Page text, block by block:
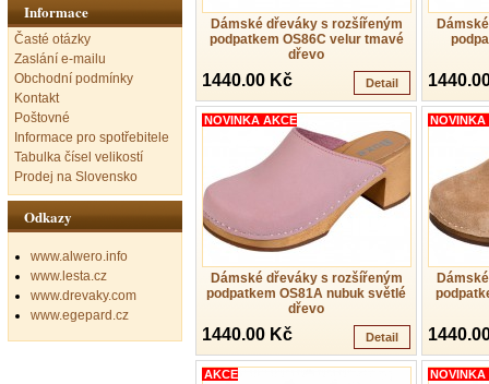
Dámské dřeváky s rozšířeným
podpatkem OS86C velur tmavé
dřevo
1440.00 Kč Detail
Dámské dřeváky s rozšířeným
podpatkem OS81A nubuk světlé
dřevo
NOVINKA AKCE
1440.00 Kč Detail
NOVINKA
AKCE NOVINKA
Informace
Časté otázky
Zaslání e-mailu
Obchodní podmínky
Kontakt
Poštovné
Informace pro spotřebitele
Tabulka čísel velikostí
Prodej na Slovensko
Odkazy
www.alwero.info
www.lesta.cz
www.drevaky.com
www.egepard.cz